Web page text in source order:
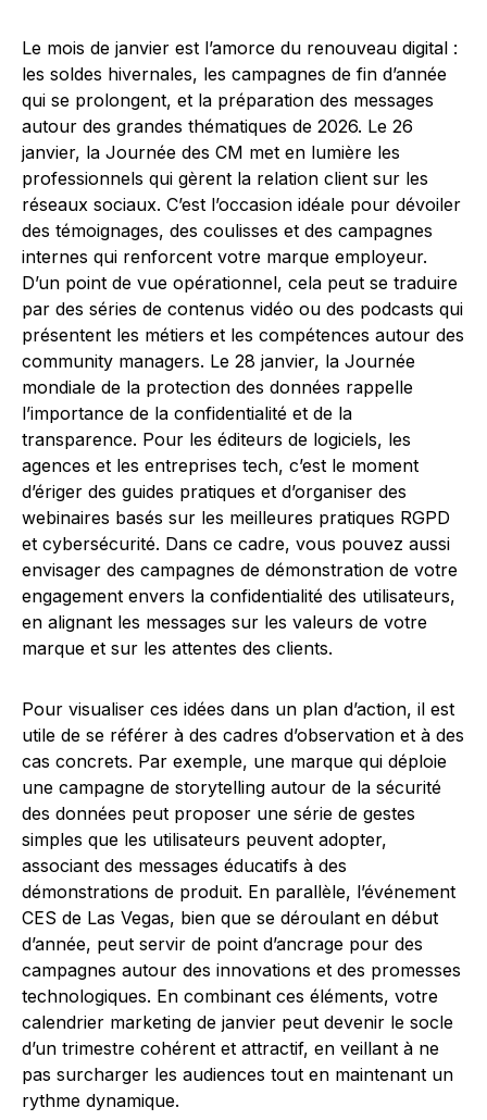
Le mois de janvier est l’amorce du renouveau digital :
les soldes hivernales, les campagnes de fin d’année
qui se prolongent, et la préparation des messages
autour des grandes thématiques de 2026. Le 26
janvier, la Journée des CM met en lumière les
professionnels qui gèrent la relation client sur les
réseaux sociaux. C’est l’occasion idéale pour dévoiler
des témoignages, des coulisses et des campagnes
internes qui renforcent votre marque employeur.
D’un point de vue opérationnel, cela peut se traduire
par des séries de contenus vidéo ou des podcasts qui
présentent les métiers et les compétences autour des
community managers. Le 28 janvier, la Journée
mondiale de la protection des données rappelle
l’importance de la confidentialité et de la
transparence. Pour les éditeurs de logiciels, les
agences et les entreprises tech, c’est le moment
d’ériger des guides pratiques et d’organiser des
webinaires basés sur les meilleures pratiques RGPD
et cybersécurité. Dans ce cadre, vous pouvez aussi
envisager des campagnes de démonstration de votre
engagement envers la confidentialité des utilisateurs,
en alignant les messages sur les valeurs de votre
marque et sur les attentes des clients.
Pour visualiser ces idées dans un plan d’action, il est
utile de se référer à des cadres d’observation et à des
cas concrets. Par exemple, une marque qui déploie
une campagne de storytelling autour de la sécurité
des données peut proposer une série de gestes
simples que les utilisateurs peuvent adopter,
associant des messages éducatifs à des
démonstrations de produit. En parallèle, l’événement
CES de Las Vegas, bien que se déroulant en début
d’année, peut servir de point d’ancrage pour des
campagnes autour des innovations et des promesses
technologiques. En combinant ces éléments, votre
calendrier marketing de janvier peut devenir le socle
d’un trimestre cohérent et attractif, en veillant à ne
pas surcharger les audiences tout en maintenant un
rythme dynamique.